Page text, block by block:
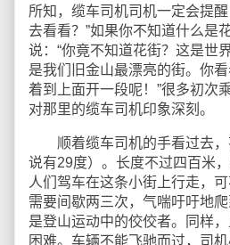
所知，缆车司机司机一定会提
去看看？”如果你不知道什么是
说：“你竟不知道花街？这是世
是我们旧金山最漂亮的街。你
着到上面开一段呢！”很多初次
对那里的缆车司机印象深刻。
顺着缆车司机的手看过去，
说有29度）。长度不过四百米
人们驾车在这条小街上行走，
需要间歇两三次，气喘吁吁地
是登山运动中的佼佼者。同样
困难。车辆不能飞驰而过，司